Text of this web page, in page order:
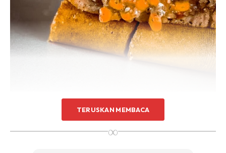
TERUSKAN MEMBACA
∞